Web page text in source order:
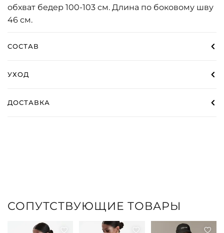
обхват бедер 100-103 см. Длина по боковому шву
46 см.
СОСТАВ
УХОД
ДОСТАВКА
СОПУТСТВУЮЩИЕ ТОВАРЫ